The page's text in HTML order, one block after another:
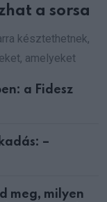
a sorsa
késztethetnek,
amelyeket
a Fidesz
–
meg, milyen